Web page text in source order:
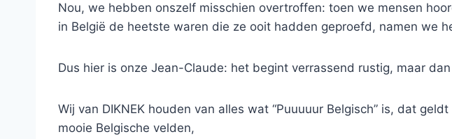
Nou, we hebben onszelf misschien overtroffen: toen we mensen
in België de heetste waren die ze ooit hadden geproefd, namen we
Dus hier is onze Jean-Claude: het begint verrassend rustig, maar
Wij van DIKNEK houden van alles wat “Puuuuur Belgisch” is, dat
mooie Belgische velden,